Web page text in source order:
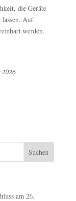
die Geräte
lassen. Auf
werden.
am 26.